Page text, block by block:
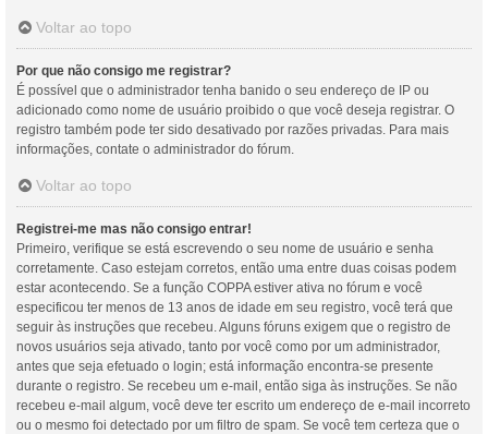
Voltar ao topo
Por que não consigo me registrar?
É possível que o administrador tenha banido o seu endereço de IP ou
adicionado como nome de usuário proibido o que você deseja registrar. O
registro também pode ter sido desativado por razões privadas. Para mais
informações, contate o administrador do fórum.
Voltar ao topo
Registrei-me mas não consigo entrar!
Primeiro, verifique se está escrevendo o seu nome de usuário e senha
corretamente. Caso estejam corretos, então uma entre duas coisas podem
estar acontecendo. Se a função COPPA estiver ativa no fórum e você
especificou ter menos de 13 anos de idade em seu registro, você terá que
seguir às instruções que recebeu. Alguns fóruns exigem que o registro de
novos usuários seja ativado, tanto por você como por um administrador,
antes que seja efetuado o login; está informação encontra-se presente
durante o registro. Se recebeu um e-mail, então siga às instruções. Se não
recebeu e-mail algum, você deve ter escrito um endereço de e-mail incorreto
ou o mesmo foi detectado por um filtro de spam. Se você tem certeza que o